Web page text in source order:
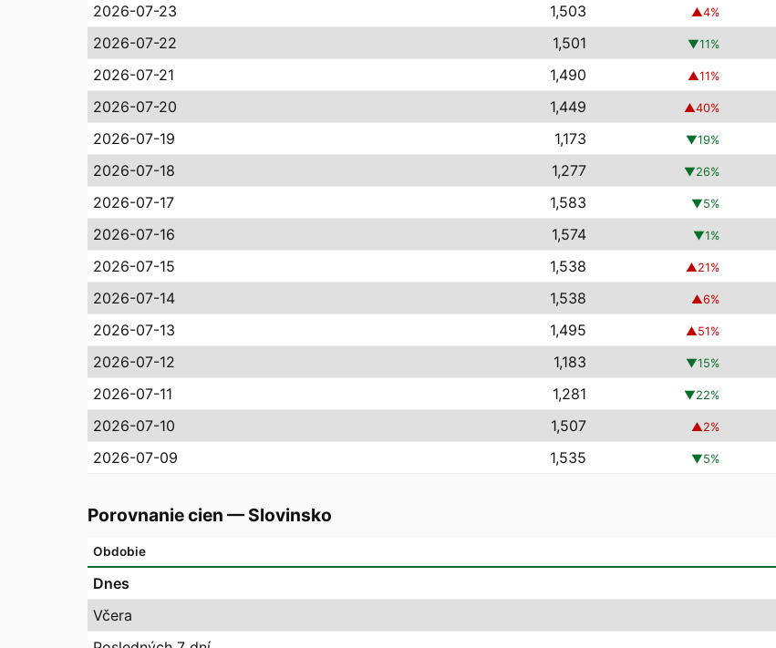
2026-07-23
1,503 ▲4%
2026-07-22
1,501 ▼11%
2026-07-21
1,490 ▲11%
2026-07-20
1,449 ▲40%
2026-07-19
1,173 ▼19%
2026-07-18
1,277 ▼26%
2026-07-17
1,583 ▼5%
2026-07-16
1,574 ▼1%
2026-07-15
1,538 ▲21%
2026-07-14
1,538 ▲6%
2026-07-13
1,495 ▲51%
2026-07-12
1,183 ▼15%
2026-07-11
1,281 ▼22%
2026-07-10
1,507 ▲2%
2026-07-09
1,535 ▼5%
Porovnanie cien —Slovinsko
Obdobie
Dnes
Včera